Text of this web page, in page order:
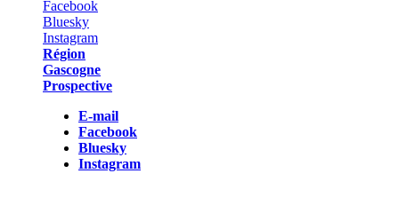
Région
Gascogne
Prospective
E-mail
Facebook
Bluesky
Instagram